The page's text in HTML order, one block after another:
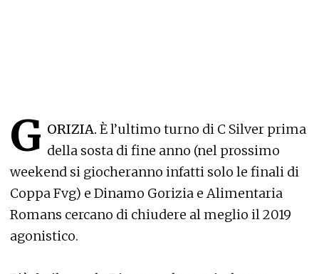
G ORIZIA. È l’ultimo turno di C Silver prima
della sosta di fine anno (nel prossimo
weekend si giocheranno infatti solo le finali di
Coppa Fvg) e Dinamo Gorizia e Alimentaria
Romans cercano di chiudere al meglio il 2019
agonistico.